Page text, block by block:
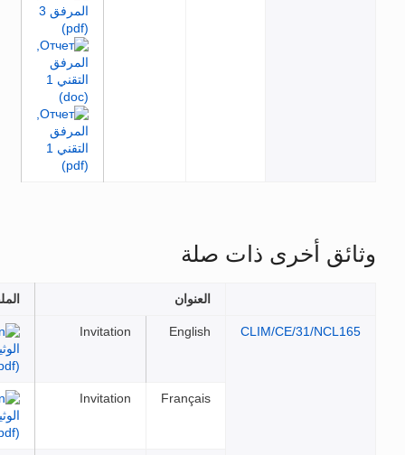
أخرى ذات صلة
CLIM/CE/31/
English
Invitation
Invitation